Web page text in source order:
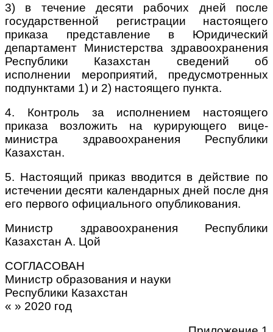
3) в течение десяти рабочих дней после
государственной регистрации настоящего
приказа представление в Юридический
департамент Министерства здравоохранения
Республики Казахстан сведений об
исполнении мероприятий, предусмотренных
подпунктами 1) и 2) настоящего пункта.
4. Контроль за исполнением настоящего
приказа возложить на курирующего вице-
министра здравоохранения Республики
Казахстан.
5. Настоящий приказ вводится в действие по
истечении десяти календарных дней после дня
его первого официального опубликования.
Министр здравоохранения Республики
Казахстан А. Цой
СОГЛАСОВАН
Министр образования и науки
Республики Казахстан
« » 2020 год